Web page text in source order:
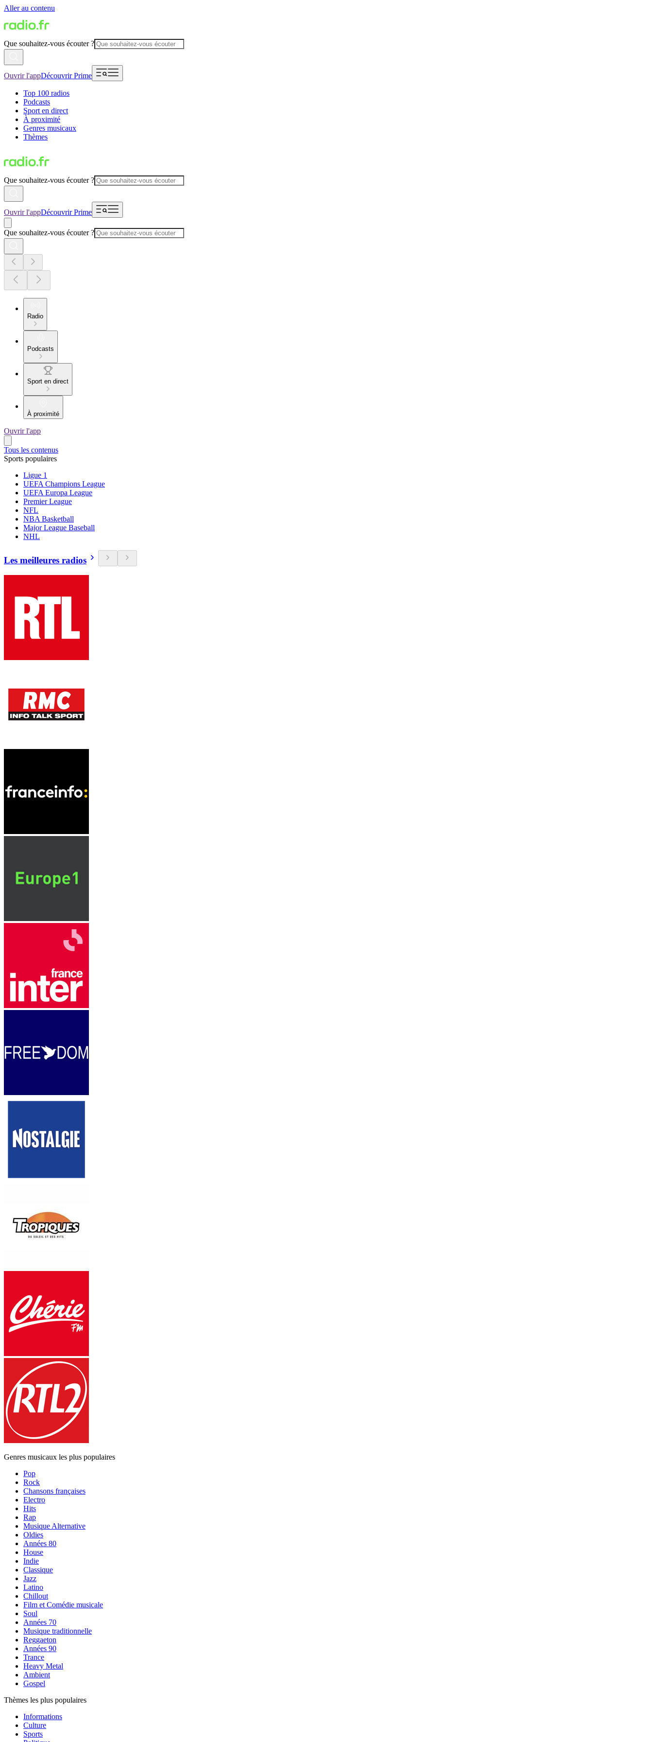
Aller au contenu
Que souhaitez-vous écouter ?
Ouvrir l'appDécouvrir Prime
Top 100 radios
Podcasts
Sport en direct
À proximité
Genres musicaux
Thèmes
Que souhaitez-vous écouter ?
Ouvrir l'appDécouvrir Prime
Que souhaitez-vous écouter ?
Radio
Podcasts
Sport en direct
À proximité
Ouvrir l'app
Tous les contenus
Sports populaires
Ligue 1
UEFA Champions League
UEFA Europa League
Premier League
NFL
NBA Basketball
Major League Baseball
NHL
Les meilleures radios
Genres musicaux les plus populaires
Pop
Rock
Chansons françaises
Electro
Hits
Rap
Musique Alternative
Oldies
Années 80
House
Indie
Classique
Jazz
Latino
Chillout
Film et Comédie musicale
Soul
Années 70
Musique traditionnelle
Reggaeton
Années 90
Trance
Heavy Metal
Ambient
Gospel
Thèmes les plus populaires
Informations
Culture
Sports